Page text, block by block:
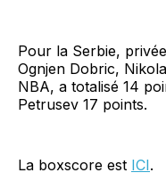
Pour la Serbie,
Ognjen Dobric,
NBA, a totalisé 14
Petrusev 17 points.
La boxscore est ICI.